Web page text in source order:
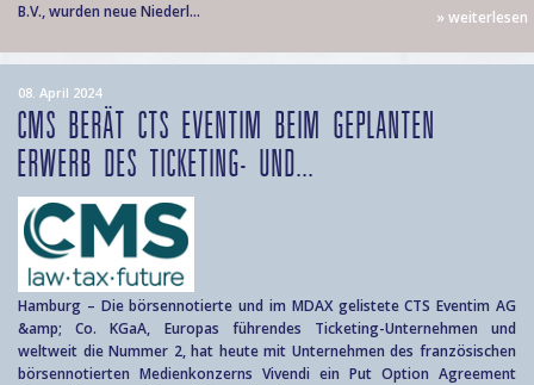
B.V., wurden neue Niederl...
» weiterlesen
08. April 2024
CMS BERÄT CTS EVENTIM BEIM GEPLANTEN
ERWERB DES TICKETING- UND...
Hamburg – Die börsennotierte und im MDAX gelistete CTS Eventim AG
&amp; Co. KGaA, Europas führendes Ticketing-Unternehmen und
weltweit die Nummer 2, hat heute mit Unternehmen des französischen
börsennotierten Medienkonzerns Vivendi ein Put Option Agreement